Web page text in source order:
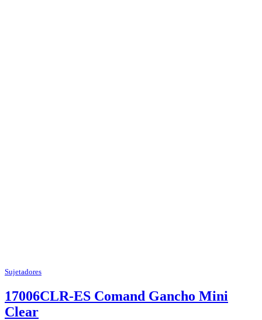
Sujetadores
17006CLR-ES Comand Gancho Mini
Clear